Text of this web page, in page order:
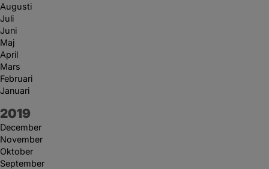
Augusti
Juli
Juni
Maj
April
Mars
Februari
Januari
År:
2019
December
November
Oktober
September